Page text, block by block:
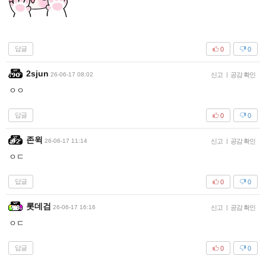
답글 0
0
2sjun 26-06-17 08:02 신고 공감 확인
ㅇㅇ
답글 0
0
존윅 26-06-17 11:14 신고 공감 확인
ㅇㄷ
답글 0
0
롯데검 26-06-17 16:16 신고 공감 확인
ㅇㄷ
답글 0
0